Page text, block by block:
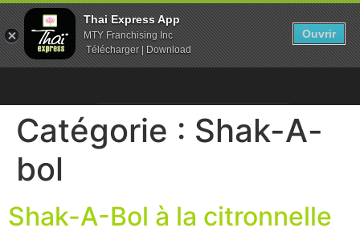
Catégorie : Shak-A-
bol
Shak-A-Bol à la citronnelle
Thai Express App
MTY Franchising Inc
Télécharger | Download
Ouvrir